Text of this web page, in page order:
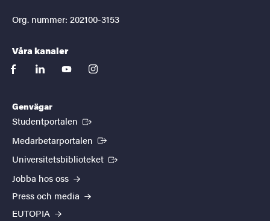
Org. nummer: 202100-3153
Våra kanaler
facebooklinkedinyoutubeinstagram
Genvägar
Studentportalen (Extern länk)
Medarbetarportalen (Extern länk)
Universitetsbiblioteket (Extern länk)
Jobba hos oss
Press och media
EUTOPIA